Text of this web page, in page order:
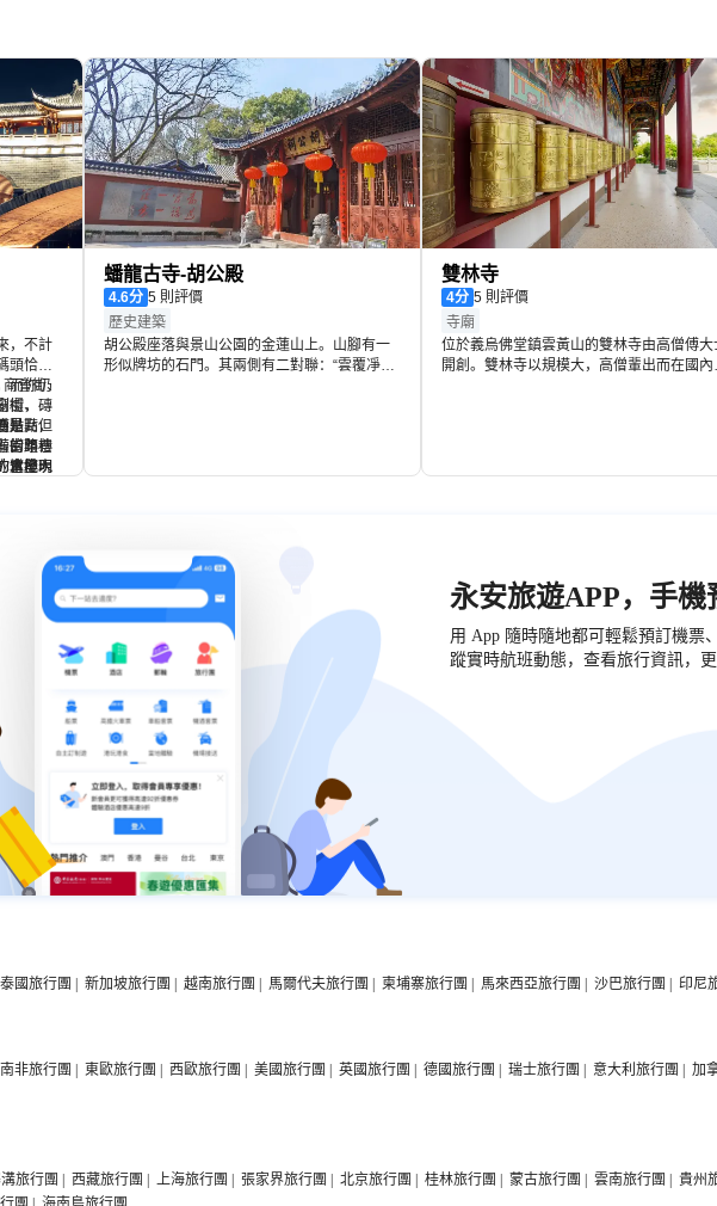
，不計
頭恰是
而你仍
欞、磚
景點，
街頭巷
當地人
會街、
街，組
是商
當年樓
木排
近村子
點，但
的路標
這座明
了抗
一天，
座值得
非常氣
型別
會發現
頭的名
糖”的繁
蟠龍古寺-胡公殿
4.6分
5 則評價
歷史建築
胡公殿座落與景山公園的金蓮山上。山腳有一
形似牌坊的石門。其兩側有二對聯：“雲覆凈壇
雙林寺
4分
5 則評價
寺廟
位於義烏佛堂鎮雲黃山的雙林寺由高僧傅大
開創。雙林寺以規模大，高僧輩出而在國內
永安旅遊APP，手
用 App 隨時隨地都可輕鬆預訂機票
蹤實時航班動態，查看旅行資訊，
泰國旅行團 | 新加坡旅行團 | 越南旅行團 | 馬爾代夫旅行團 | 柬埔寨旅行團 | 馬來西亞旅行團 | 沙巴旅行團 | 印尼
南非旅行團 | 東歐旅行團 | 西歐旅行團 | 美國旅行團 | 英國旅行團 | 德國旅行團 | 瑞士旅行團 | 意大利旅行團 | 加
旅行團 | 西藏旅行團 | 上海旅行團 | 張家界旅行團 | 北京旅行團 | 桂林旅行團 | 蒙古旅行團 | 雲南旅行團 | 貴州